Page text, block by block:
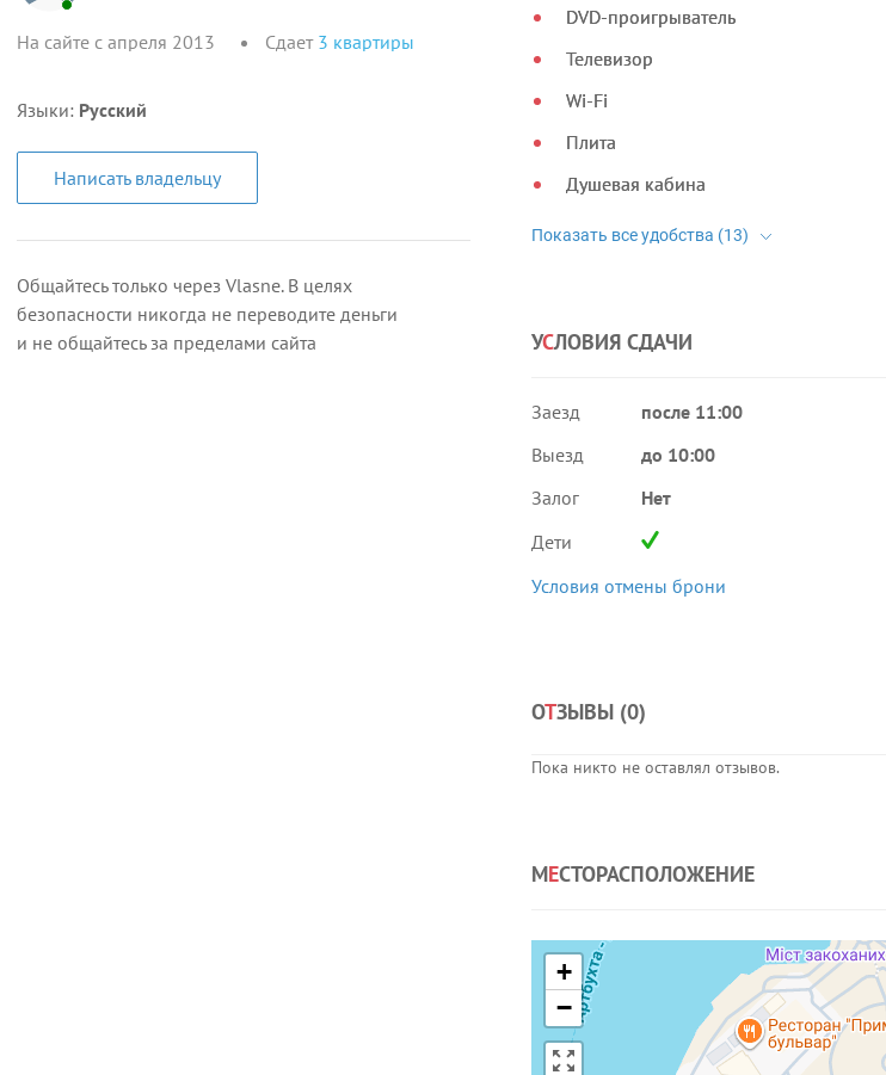
На сайте с апреля 2013 Сдает 3 квартиры
Языки: Русский
Написать владельцу
Общайтесь только через Vlasne. В целях
безопасности никогда не переводите деньги
и не общайтесь за пределами сайта
DVD-проигрыватель
Телевизор
Wi-Fi
Плита
Душевая кабина
УСЛОВИЯ СДАЧИ
Заезд
после 11:00
Выезд
до 10:00
Залог
Нет
Дети
Условия отмены брони
ОТЗЫВЫ (0)
Пока никто не оставлял отзывов.
МЕСТОРАСПОЛОЖЕНИЕ
+
−